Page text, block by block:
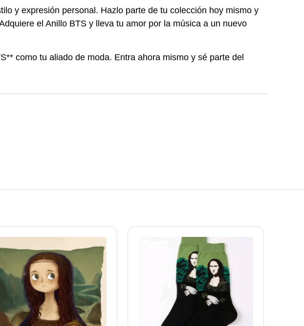
y expresión personal. Hazlo parte de tu colección hoy mismo y
el Anillo BTS y lleva tu amor por la música a un nuevo
como tu aliado de moda. Entra ahora mismo y sé parte del